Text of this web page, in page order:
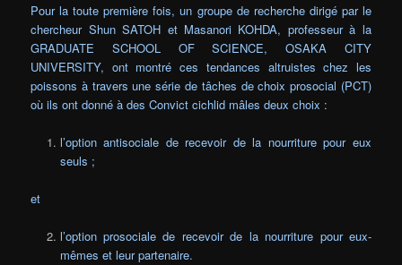
Pour la toute première fois, un groupe de recherche dirigé par le
chercheur Shun SATOH et Masanori KOHDA, professeur à la
GRADUATE SCHOOL OF SCIENCE, OSAKA CITY
UNIVERSITY, ont montré ces tendances altruistes chez les
poissons à travers une série de tâches de choix prosocial (PCT)
où ils ont donné à des Convict cichlid mâles deux choix :
l’option antisociale de recevoir de la nourriture pour eux
seuls ;
et
l’option prosociale de recevoir de la nourriture pour eux-
mêmes et leur partenaire.